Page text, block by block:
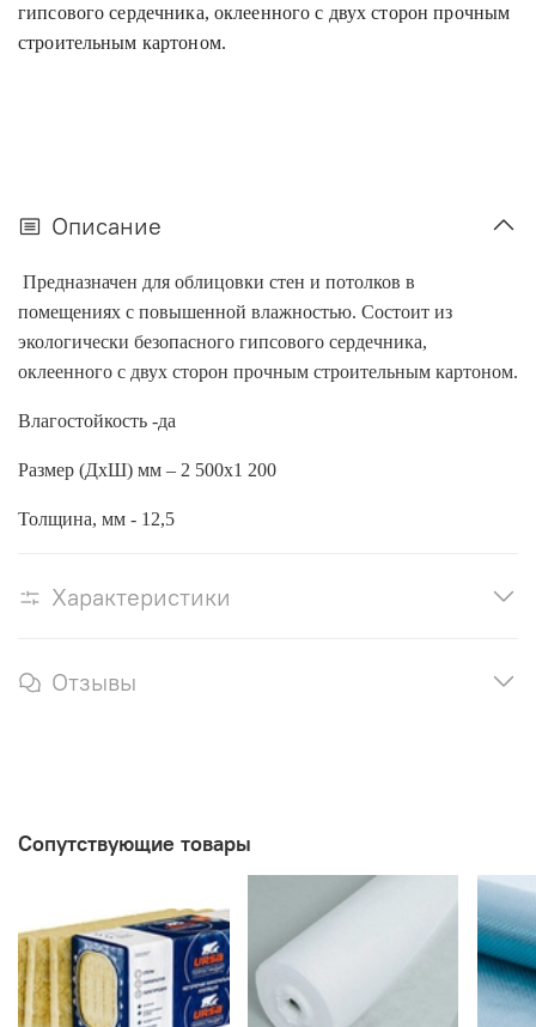
гипсового сердечника, оклеенного с двух сторон прочным
строительным картоном.
Описание
Предназначен для облицовки стен и потолков в
помещениях с повышенной влажностью. Состоит из
экологически безопасного гипсового сердечника,
оклеенного с двух сторон прочным строительным картоном.
Влагостойкость -да
Размер (ДхШ) мм – 2 500х1 200
Толщина, мм - 12,5
Характеристики
Отзывы
Сопутствующие товары